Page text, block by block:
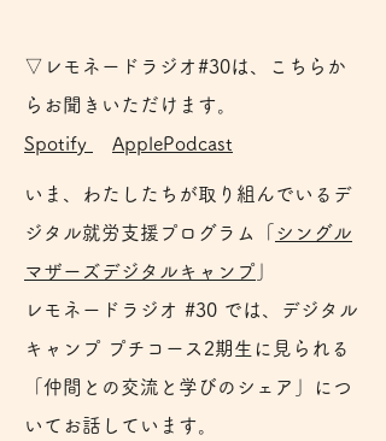
▽レモネードラジオ#30は、こちらか
らお聞きいただけます。
Spotify
ApplePodcast
いま、わたしたちが取り組んでいるデ
ジタル就労支援プログラム「
シングル
マザーズデジタルキャンプ
レモネードラジオ #30 では、デジタル
キャンプ プチコース2期生に見られる
「仲間との交流と学びのシェア」につ
いてお話しています。